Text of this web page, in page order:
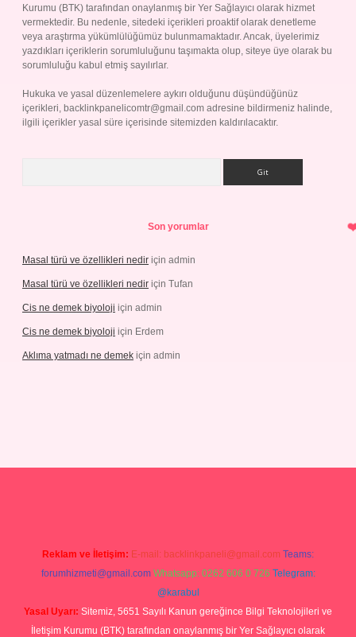
Kurumu (BTK) tarafından onaylanmış bir Yer Sağlayıcı olarak hizmet
vermektedir. Bu nedenle, sitedeki içerikleri proaktif olarak denetleme
veya araştırma yükümlülüğümüz bulunmamaktadır. Ancak, üyelerimiz
yazdıkları içeriklerin sorumluluğunu taşımakta olup, siteye üye olarak bu
sorumluluğu kabul etmiş sayılırlar.
Hukuka ve yasal düzenlemelere aykırı olduğunu düşündüğünüz
içerikleri, backlinkpanelicomtr@gmail.com adresine bildirmeniz halinde,
ilgili içerikler yasal süre içerisinde sitemizden kaldırılacaktır.
Son yorumlar
Masal türü ve özellikleri nedir için admin
Masal türü ve özellikleri nedir için Tufan
Cis ne demek biyoloji için admin
Cis ne demek biyoloji için Erdem
Aklıma yatmadı ne demek için admin
Reklam ve İletişim: E-mail: backlinkpaneli@gmail.com Teams:
forumhizmeti@gmail.com Whatsapp: 0262 606 0 726 Telegram:
@karabul
Yasal Uyarı: Sitemiz, 5651 Sayılı Kanun gereğince Bilgi Teknolojileri ve
İletişim Kurumu (BTK) tarafından onaylanmış bir Yer Sağlayıcı olarak